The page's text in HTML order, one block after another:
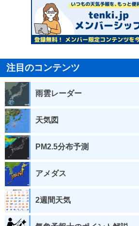
注目のコンテンツ
雨雲レーダー
天気図
PM2.5分布予測
アメダス
2週間天気